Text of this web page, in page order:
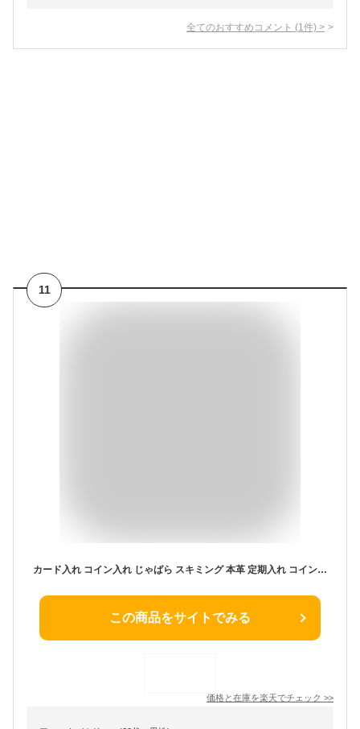
全てのおすすめコメント (1 件) >
11
カード入れ コイン入れ じゃばら スキミング 本革 定期入れ コインケース 小銭入れ ボックス型 防止 大容量 ICケース ミニ財布 名刺入れ カードケース
この商品をサイトでみる
価格と在庫を楽天でチェック >>